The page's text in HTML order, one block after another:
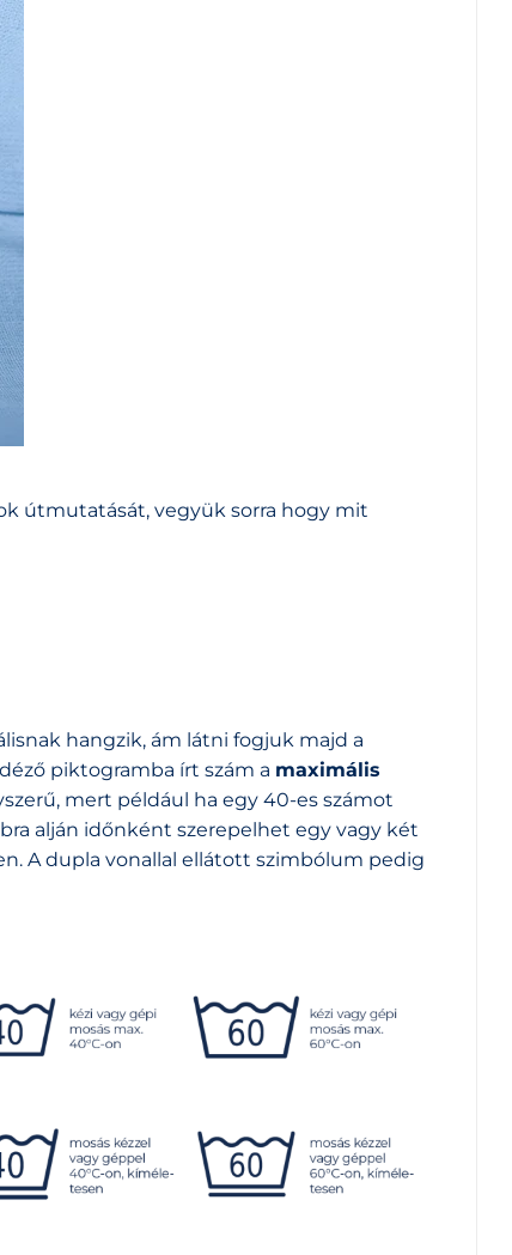
útmutatását, vegyük sorra hogy mit
hangzik, ám látni fogjuk majd a
piktogramba írt szám a maximális
mert például ha egy 40-es számot
alján időnként szerepelhet egy vagy két
A dupla vonallal ellátott szimbólum pedig